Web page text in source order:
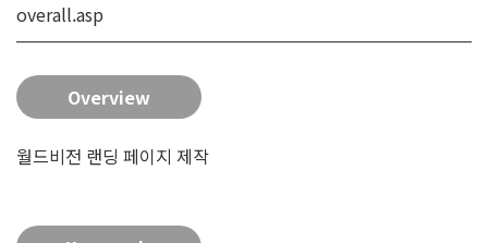
overall.asp
Overview
월드비전 랜딩 페이지 제작